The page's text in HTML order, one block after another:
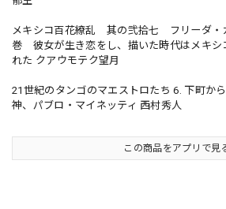
メキシコ百花繚乱 其の弐拾七 フリーダ・
巻 彼女が生き恋をし、描いた時代はメキシ
れた クアウモテク望月
21世紀のタンゴのマエストロたち 6. 下町か
神、パブロ・マイネッティ 西村秀人
この商品をアプリで見